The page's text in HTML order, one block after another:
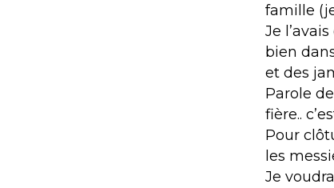
famille
Je
bien
et des
Parole
fière..
Pour
les
Je